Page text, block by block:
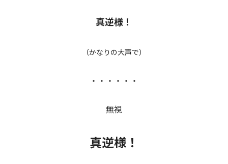
真逆様！
（かなりの大声で）
・・・・・・
無視
真逆様！